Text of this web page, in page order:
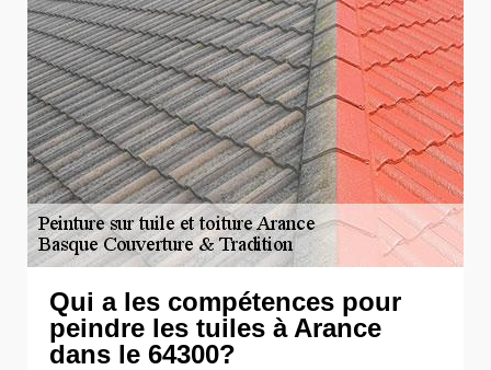
Qui a les compétences pour
peindre les tuiles à Arance
dans le 64300?